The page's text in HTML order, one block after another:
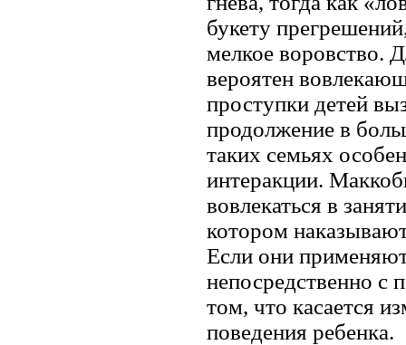
букету
мелкое воровство.
вероятен
проступки детей
продолжение в
таких семьях
интеракции.
вовлекаться в
котором
Если они применяют
непосредственно с
том, что касается
поведения ребенка.